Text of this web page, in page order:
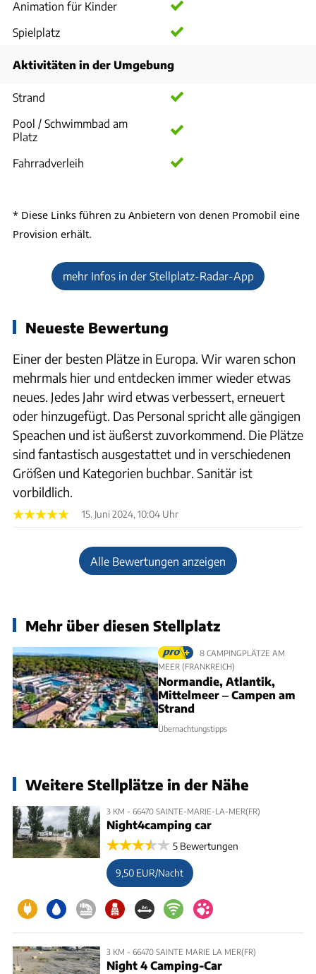
Animation für Kinder
Spielplatz
Aktivitäten in der Umgebung
Strand
Pool / Schwimmbad am
Platz
Fahrradverleih
* Diese Links führen zu Anbietern von denen Promobil eine
Provision erhält.
mehr Infos in der Stellplatz-Radar-App
Neueste Bewertung
Einer der besten Plätze in Europa. Wir waren schon
mehrmals hier und entdecken immer wieder etwas
neues. Jedes Jahr wird etwas verbessert, erneuert
oder hinzugefügt. Das Personal spricht alle gängigen
Speachen und ist äußerst zuvorkommend. Die Plätze
sind fantastisch ausgestattet und in verschiedenen
Größen und Kategorien buchbar. Sanitär ist
vorbildlich.
15. Juni 2024, 10:04 Uhr
Alle Bewertungen anzeigen
Mehr über diesen Stellplatz
8 CAMPINGPLÄTZE AM
MEER (FRANKREICH)
Normandie, Atlantik,
Mittelmeer ‒ Campen am
Strand
Übernachtungstipps
Weitere Stellplätze in der Nähe
3 KM - 66470 SAINTE-MARIE-LA-MER(FR)
Night4camping car
5 Bewertungen
9,50 EUR/Nacht
3 KM - 66470 SAINTE MARIE LA MER(FR)
Night 4 Camping-Car